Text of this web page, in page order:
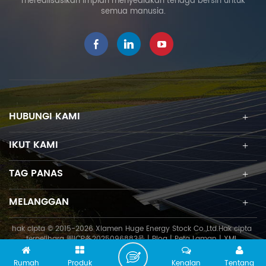
semua manusia.
HUBUNGI KAMI
IKUT KAMI
TAG PANAS
MELANGGAN
hak cipta © 2015-2026 Xiamen Huge Energy Stock Co.,Ltd.Hak cipta
terpelihara闽ICP备2025096883号|Blog|Peta Laman|XML
Rumah Produk Tentang
Kenalan